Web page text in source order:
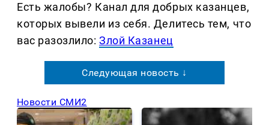
Есть жалобы? Канал для добрых казанцев,
которых вывели из себя. Делитеcь тем, что
вас разозлило:Злой Казанец
Следующая новость ↓
Новости СМИ2